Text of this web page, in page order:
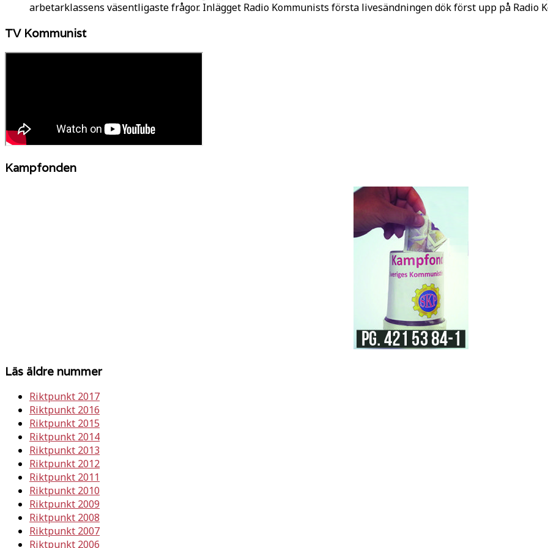
arbetarklassens väsentligaste frågor. Inlägget Radio Kommunists första livesändningen dök först upp på Radio
TV Kommunist
Kampfonden
Läs äldre nummer
Riktpunkt 2017
Riktpunkt 2016
Riktpunkt 2015
Riktpunkt 2014
Riktpunkt 2013
Riktpunkt 2012
Riktpunkt 2011
Riktpunkt 2010
Riktpunkt 2009
Riktpunkt 2008
Riktpunkt 2007
Riktpunkt 2006